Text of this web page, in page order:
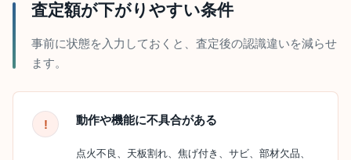
査定額が下がりやすい条件
事前に状態を入力しておくと、査定後の認識違いを減らせ
ます。
動作や機能に不具合がある
点火不良、天板割れ、焦げ付き、サビ、部材欠品、